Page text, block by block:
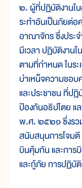
๒. ผู้ที่ปฏิบัติงานใ
ระทำอันเป็นภัยต่
อาณาจักร ซึ่งประ
มีเวลา ปฏิบัติงาน
ตามที่กำหนด ในร
บำเหน็จความชอบ
และประชาชน ที่ป
ป้องกันอธิปไตย แ
พ.ศ. ๒๕๒๑ ซึ่งรว
สนับสนุนการโจม
บินคุ้มกัน และการ
และกู้ภัย การปฏิบั